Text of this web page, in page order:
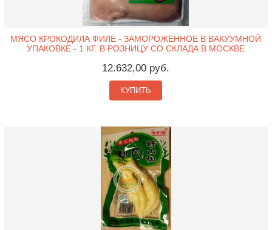
МЯСО КРОКОДИЛА ФИЛЕ - ЗАМОРОЖЕННОЕ В ВАКУУМНОЙ
УПАКОВКЕ - 1 КГ. В РОЗНИЦУ СО СКЛАДА В МОСКВЕ
12.632,00 руб.
КУПИТЬ